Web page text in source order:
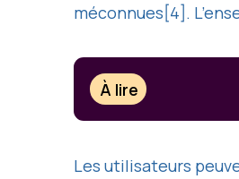
méconnues[4].
À lire
Les utilisateurs